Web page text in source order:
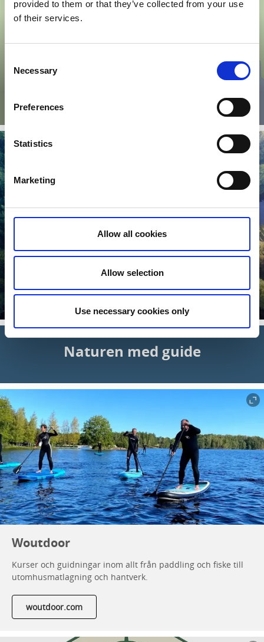
provided to them or that they’ve collected from your use
of their services.
Selection
Necessary
Preferences
Statistics
Marketing
Allow all cookies
Allow selection
Use necessary cookies only
DANO - Dalsland Nordmarken
För att skydda vår ömtåliga natur och för att ge dig som
besökare en så bra upplevelse som möjligt finns ett hundratal
lägerplatser. Denna service finansieras genom försäljningen av
Läs mer
En av Europas vackraste vattenvägar.
Naturen med guide
Woutdoor
Kurser och guidningar inom allt från paddling och fiske till
utomhusmatlagning och hantverk.
woutdoor.com